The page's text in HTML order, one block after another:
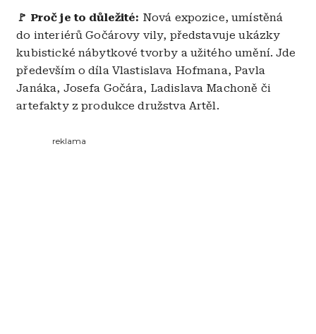
🚩 Proč je to důležité: Nová expozice, umístěná
do interiérů Gočárovy vily, představuje ukázky
kubistické nábytkové tvorby a užitého umění. Jde
především o díla Vlastislava Hofmana, Pavla
Janáka, Josefa Gočára, Ladislava Machoně či
artefakty z produkce družstva Artěl.
reklama